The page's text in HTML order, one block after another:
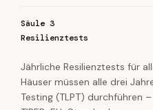
Säule 3
Resilienztests
Jährliche Resilienztests für
Häuser müssen alle drei
Testing (TLPT) durchführen